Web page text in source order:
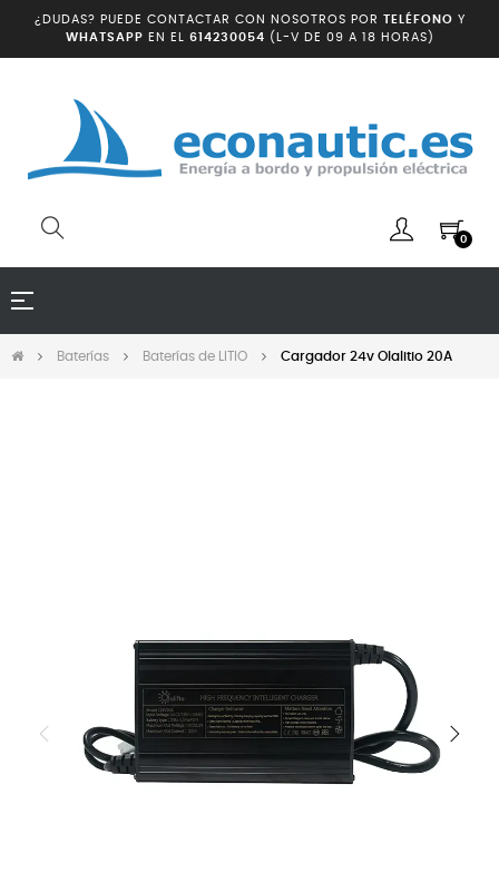
¿DUDAS? PUEDE CONTACTAR CON NOSOTROS POR TELÉFONO Y
WHATSAPP EN EL 614230054 (L-V DE 09 A 18 HORAS)
0
Navegación
☰
Baterías Baterías de LITIO Cargador 24v Olalitio 20A